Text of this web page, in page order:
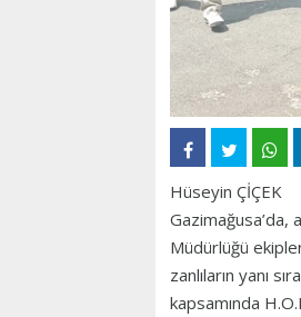
Hüseyin ÇİÇEK
Gazimağusa’da,
Müdürlüğü
zanlıların yanı
kapsamında